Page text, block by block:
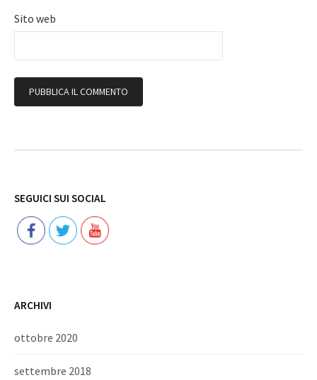
Sito web
SEGUICI SUI SOCIAL
ARCHIVI
ottobre 2020
settembre 2018